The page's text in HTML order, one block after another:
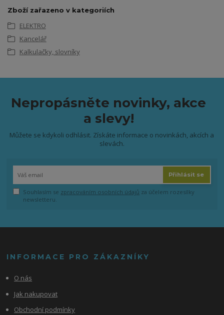
Zboží zařazeno v kategoriích
ELEKTRO
Kancelář
Kalkulačky, slovníky
Nepropásněte novinky, akce
a slevy!
Můžete se kdykoli odhlásit. Získáte informace o novinkách, akcích a
slevách.
Přihlásit se
Souhlasím se zpracováním osobních údajů za účelem rozesílky
newsletteru.
INFORMACE PRO ZÁKAZNÍKY
O nás
Jak nakupovat
Obchodní podmínky